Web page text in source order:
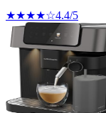
★★★★☆4.4/5